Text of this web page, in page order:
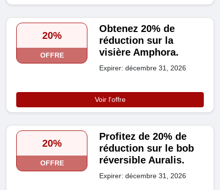
20%
OFFRE
Obtenez 20% de
réduction sur la
visière Amphora.
Expirer: décembre 31, 2026
Voir l'offre
20%
OFFRE
Profitez de 20% de
réduction sur le bob
réversible Auralis.
Expirer: décembre 31, 2026